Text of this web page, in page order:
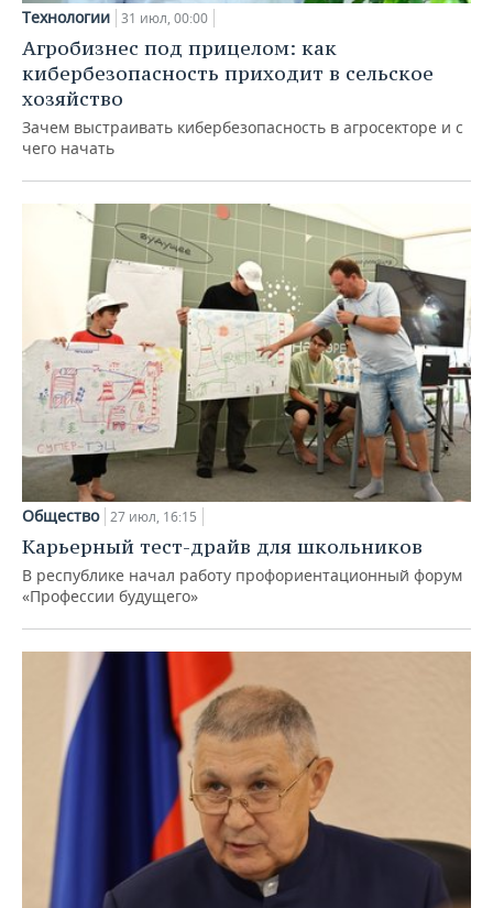
Технологии 31 июл, 00:00
Агробизнес под прицелом: как
кибербезопасность приходит в сельское
хозяйство
Зачем выстраивать кибербезопасность в агросекторе и с
чего начать
Общество 27 июл, 16:15
Карьерный тест-драйв для школьников
В республике начал работу профориентационный форум
«Профессии будущего»